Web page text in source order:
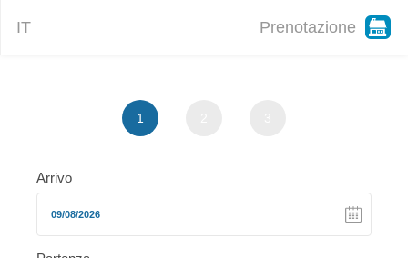
IT Prenotazione
1
Arrivo